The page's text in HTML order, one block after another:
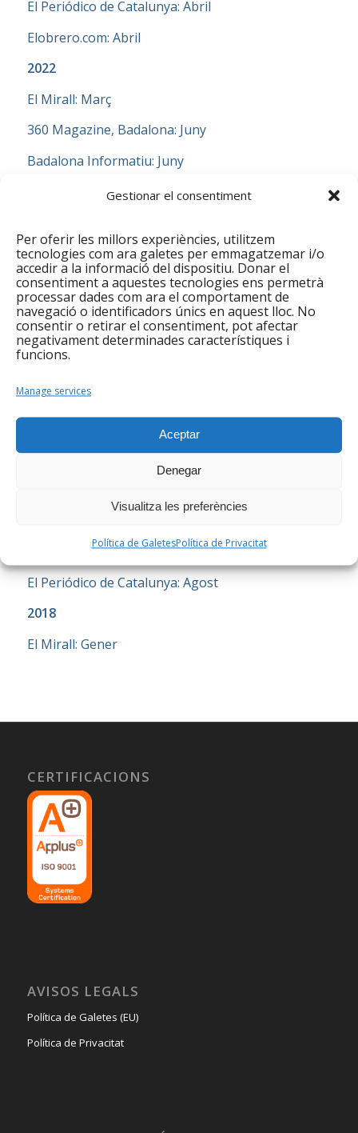
Gestionar el consentiment
Per oferir les millors experiències, utilitzem
tecnologies com ara galetes per emmagatzemar i/o
accedir a la informació del dispositiu. Donar el
consentiment a aquestes tecnologies ens permetrà
processar dades com ara el comportament de
navegació o identificadors únics en aquest lloc. No
consentir o retirar el consentiment, pot afectar
negativament determinades característiques i
funcions.
Manage services
Aceptar
Denegar
Visualitza les preferències
Política de GaletesPolítica de Privacitat
El Periódico de Catalunya: Abril
Elobrero.com: Abril
2022
El Mirall: Març
360 Magazine, Badalona: Juny
Badalona Informatiu: Juny
Informatius TV3: Setembre
XarxaNord: Novembre
EIC.cat: Novembre
Ajuntament de Santa Coloma: Novembre
Gramenet TV: Desembre:Vídeo 1,Vídeo 2,Vídeo 3
2021
Xarxa.net: Agost
El Periódico de Catalunya: Agost
2018
El Mirall: Gener
CERTIFICACIONS
AVISOS LEGALS
Política de Galetes (EU)
Política de Privacitat